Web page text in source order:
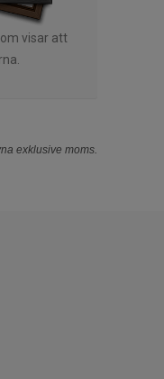
visar att
exklusive moms.